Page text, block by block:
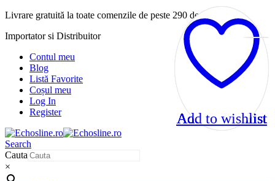
Livrare gratuită la toate comenzile de peste 290 de lei!
Importator si Distribuitor
Contul meu
Blog
Listă Favorite
Coșul meu
Log In
Register
Search
Cauta
×
Add to wishlist
Add to wishlist
Add to wishlist
Add to wishlist